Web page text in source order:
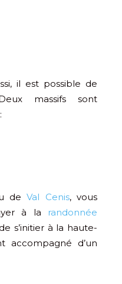
il est possible de
massifs sont
deVal Cenis, vous
à la
randonnée
s’initier à la haute-
accompagné d’un